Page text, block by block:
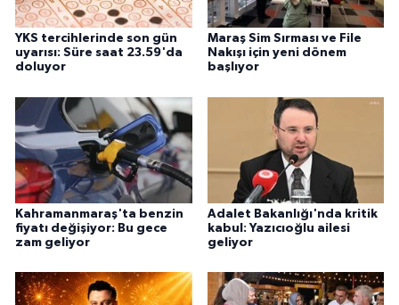
YKS tercihlerinde son gün
uyarısı: Süre saat 23.59'da
doluyor
Maraş Sim Sırması ve File
Nakışı için yeni dönem
başlıyor
Kahramanmaraş'ta benzin
fiyatı değişiyor: Bu gece
zam geliyor
Adalet Bakanlığı'nda kritik
kabul: Yazıcıoğlu ailesi
geliyor